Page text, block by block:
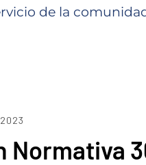
de la
Normativa